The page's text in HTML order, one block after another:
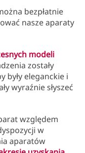
bezpłatnie
nasze aparaty
modeli
zostały
były eleganckie i
wyraźnie słyszeć
względem
w
aparatów